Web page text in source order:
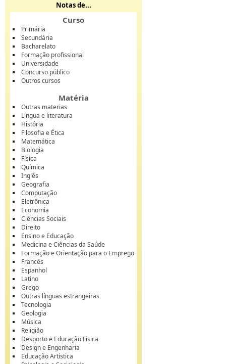
Notas de...
Curso
Primária
Secundária
Bacharelato
Formação profissional
Universidade
Concurso público
Outros cursos
Matéria
Outras materias
Língua e literatura
História
Filosofia e Ética
Matemática
Biologia
Física
Química
Inglês
Geografia
Computação
Eletrônica
Economia
Ciências Sociais
Direito
Ensino e Educação
Medicina e Ciências da Saúde
Formação e Orientação para o Emprego
Francês
Espanhol
Latino
Grego
Outras línguas estrangeiras
Tecnologia
Geologia
Música
Religião
Desporto e Educação Física
Design e Engenharia
Educação Artística